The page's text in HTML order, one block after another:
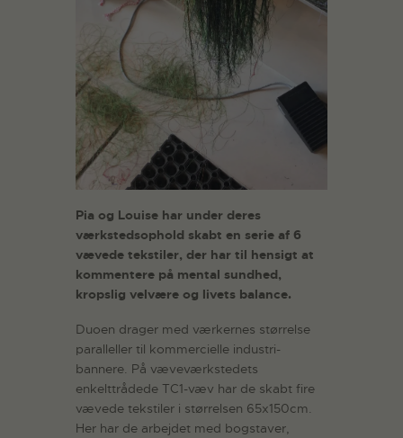
Pia og Louise har under deres
værkstedsophold skabt en serie af 6
vævede tekstiler, der har til hensigt at
kommentere på mental sundhed,
kropslig velvære og livets balance.
Duoen drager med værkernes størrelse
paralleller til kommercielle industri-
bannere. På væveværkstedets
enkelttrådede TC1-væv har de skabt fire
vævede tekstiler i størrelsen 65x150cm.
Her har de arbejdet med bogstaver,